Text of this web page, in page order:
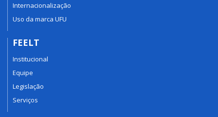
Internacionalização
Uso da marca UFU
FEELT
Institucional
Equipe
Legislação
Serviços